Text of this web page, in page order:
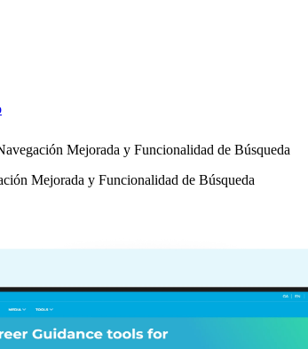
Mejorada y Funcionalidad de Búsqueda
Mejorada y Funcionalidad de Búsqueda